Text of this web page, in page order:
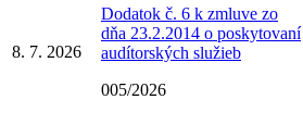
8. 7. 2026
Dodatok č. 6 k zmluve zo
dňa 23.2.2014 o poskytovaní
audítorských služieb
005/2026